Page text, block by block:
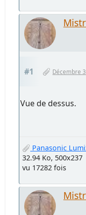
#1 Décembre
Vue de dessus.
Panasonic
32.94 Ko, 500x237
vu 17282 fois